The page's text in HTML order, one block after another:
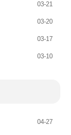
03-21
03-20
03-17
03-10
04-27